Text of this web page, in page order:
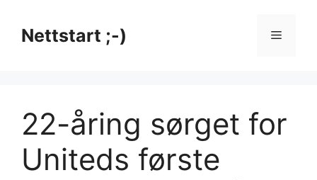
innholdNettstart ;-) Meny
22-åring sørget for
Uniteds første